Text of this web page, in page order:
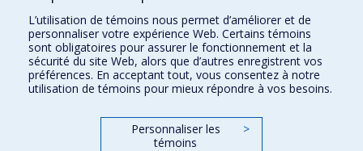
École d'architecture
École de design
Faculté de l'aménagement
L’utilisation de témoins nous permet d’améliorer et de
personnaliser votre expérience Web. Certains témoins
sont obligatoires pour assurer le fonctionnement et la
sécurité du site Web, alors que d’autres enregistrent vos
préférences. En acceptant tout, vous consentez à notre
utilisation de témoins pour mieux répondre à vos besoins.
Personnaliser les
témoins
>